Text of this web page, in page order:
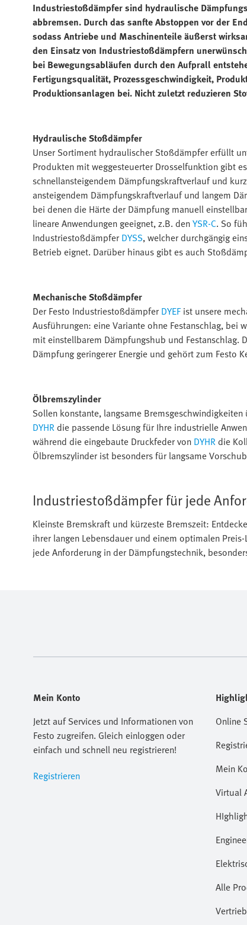
Industriestoßdämpfer sind hydraulische
abbremsen. Durch das sanfte Abstoppen vor der
sodass Antriebe und Maschinenteile äußerst
den Einsatz von Industriestoßdämpfern
bei Bewegungsabläufen durch den Aufprall
Fertigungsqualität, Prozessgeschwindigkeit,
Produktionsanlagen bei. Nicht zuletzt reduzieren
Hydraulische Stoßdämpfer
Unser Sortiment hydraulischer Stoßdämpfer erfüllt
Produkten mit weggesteuerter Drosselfunktion gibt
schnellansteigendem Dämpfungskraftverlauf und
ansteigendem Dämpfungskraftverlauf und langem
bei denen die Härte der Dämpfung manuell
lineare Anwendungen geeignet, z.B. denYSR-C. So
Industriestoßdämpfer DYSS, welcher durchgängig
Betrieb eignet. Darüber hinaus gibt es auch
Mechanische Stoßdämpfer
Der Festo Industriestoßdämpfer DYEFist unsere
Ausführungen: eine Variante ohne Festanschlag,
mit einstellbarem Dämpfungshub und Festanschlag.
Dämpfung geringerer Energie und gehört zum Festo
Ölbremszylinder
Sollen konstante, langsame
DYHRdie passende Lösung für Ihre industrielle
während die eingebaute Druckfeder von DYHRdie
Ölbremszylinder ist besonders für langsame
Industriestoßdämpfer für jede
Kleinste Bremskraft und kürzeste Bremszeit:
ihrer langen Lebensdauer und einem optimalen
jede Anforderung in der Dämpfungstechnik,
Mein Konto
Jetzt auf Services und Informationen von
Festo zugreifen. Gleich einloggen oder
einfach und schnell neu registrieren!
Registrieren
Online
Mein
Virtual
Alle